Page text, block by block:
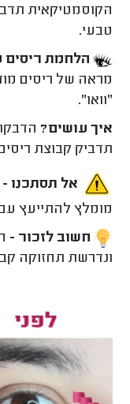
הקוסמטיקאית
טבעי.
הלחמת ריסים
מראה של ריסים
"וואו".
איך עושים?
תדביק קבוצת
אל תסתכנו -
מומלץ להתייעץ
חשוב לזכור -
ונדרשת תחזוקה